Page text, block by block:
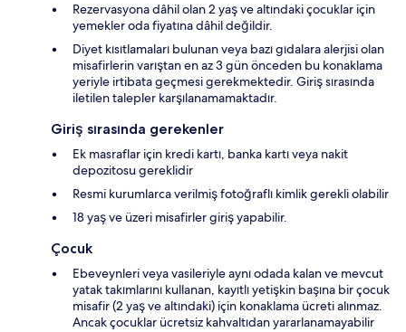
Rezervasyona dâhil olan 2 yaş ve altındaki çocuklar için
yemekler oda fiyatına dâhil değildir.
Diyet kısıtlamaları bulunan veya bazı gıdalara alerjisi olan
misafirlerin varıştan en az 3 gün önceden bu konaklama
yeriyle irtibata geçmesi gerekmektedir. Giriş sırasında
iletilen talepler karşılanamamaktadır.
Giriş sırasında gerekenler
Ek masraflar için kredi kartı, banka kartı veya nakit
depozitosu gereklidir
Resmi kurumlarca verilmiş fotoğraflı kimlik gerekli olabilir
18 yaş ve üzeri misafirler giriş yapabilir.
Çocuk
Ebeveynleri veya vasileriyle aynı odada kalan ve mevcut
yatak takımlarını kullanan, kayıtlı yetişkin başına bir çocuk
misafir (2 yaş ve altındaki) için konaklama ücreti alınmaz.
Ancak çocuklar ücretsiz kahvaltıdan yararlanamayabilir